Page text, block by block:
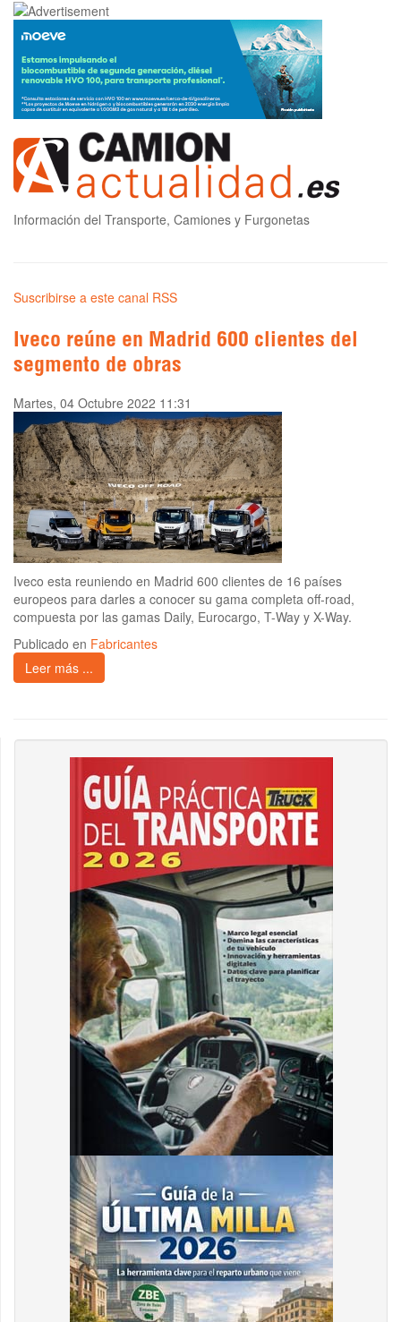
Información del Transporte, Camiones y Furgonetas
Suscribirse a este canal RSS
Iveco reúne en Madrid 600 clientes del
segmento de obras
Martes, 04 Octubre 2022 11:31
Iveco esta reuniendo en Madrid 600 clientes de 16 países
europeos para darles a conocer su gama completa off-road,
compuesta por las gamas Daily, Eurocargo, T-Way y X-Way.
Publicado en Fabricantes
Leer más ...